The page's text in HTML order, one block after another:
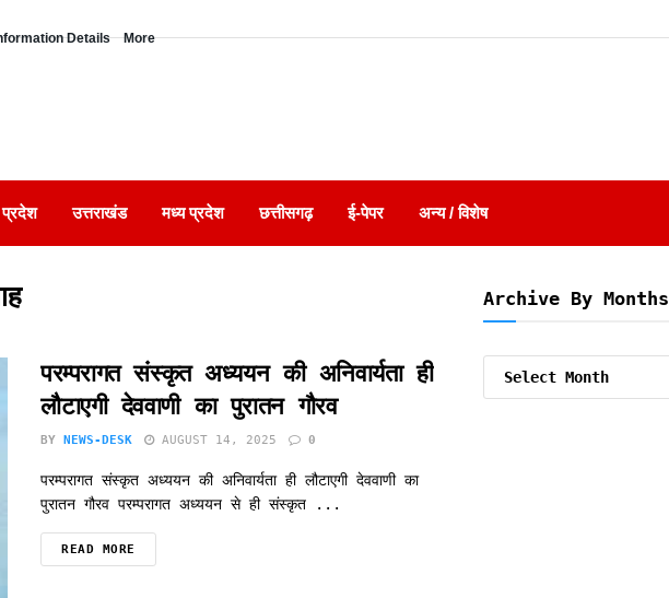
Details More
प्रदेश उत्तराखंड मध्य प्रदेश छत्तीसगढ़ ई-पेपर अन्य / विशेष
परम्परागत संस्कृत अध्ययन की अनिवार्यता ही
लौटाएगी देववाणी का पुरातन गौरव
BY NEWS-DESK AUGUST 14, 2025 0
परम्परागत संस्कृत अध्ययन की अनिवार्यता ही लौटाएगी देववाणी का
पुरातन गौरव परम्परागत अध्ययन से ही संस्कृत ...
READ MORE
Archive By Months